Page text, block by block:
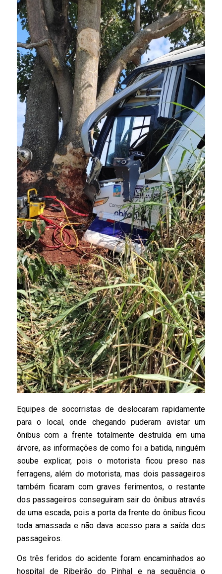
Equipes de socorristas de deslocaram rapidamente
para o local, onde chegando puderam avistar um
ônibus com a frente totalmente destruída em uma
árvore, as informações de como foi a batida, ninguém
soube explicar, pois o motorista ficou preso nas
ferragens, além do motorista, mas dois passageiros
também ficaram com graves ferimentos, o restante
dos passageiros conseguiram sair do ônibus através
de uma escada, pois a porta da frente do ônibus ficou
toda amassada e não dava acesso para a saída dos
passageiros.
Os três feridos do acidente foram encaminhados ao
hospital de Ribeirão do Pinhal e na sequência o